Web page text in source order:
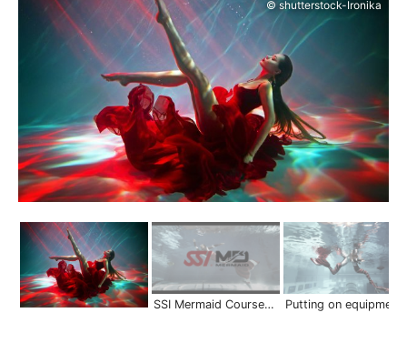
© shutterstock-Ironika
SSI Mermaid Courses | Scuba Schools International